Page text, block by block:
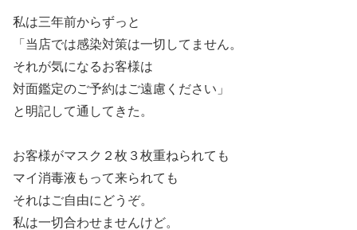
私は三年前からずっと
「当店では感染対策は一切してません。
それが気になるお客様は
対面鑑定のご予約はご遠慮ください」
と明記して通してきた。
お客様がマスク２枚３枚重ねられても
マイ消毒液もって来られても
それはご自由にどうぞ。
私は一切合わせませんけど。